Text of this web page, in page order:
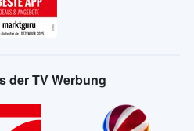
der TV Werbung